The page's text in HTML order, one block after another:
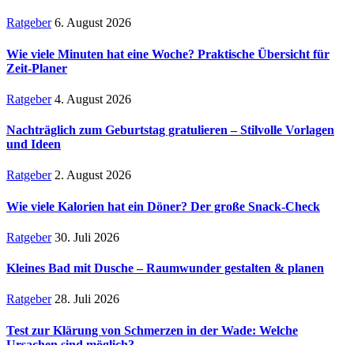
Ratgeber 6. August 2026
Wie viele Minuten hat eine Woche? Praktische Übersicht für
Zeit-Planer
Ratgeber 4. August 2026
Nachträglich zum Geburtstag gratulieren – Stilvolle Vorlagen
und Ideen
Ratgeber 2. August 2026
Wie viele Kalorien hat ein Döner? Der große Snack-Check
Ratgeber 30. Juli 2026
Kleines Bad mit Dusche – Raumwunder gestalten & planen
Ratgeber 28. Juli 2026
Test zur Klärung von Schmerzen in der Wade: Welche